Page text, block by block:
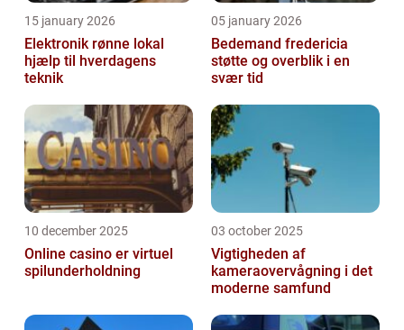
15 january 2026
Elektronik rønne lokal
hjælp til hverdagens
teknik
05 january 2026
Bedemand fredericia
støtte og overblik i en
svær tid
10 december 2025
Online casino er virtuel
spilunderholdning
03 october 2025
Vigtigheden af
kameraovervågning i det
moderne samfund